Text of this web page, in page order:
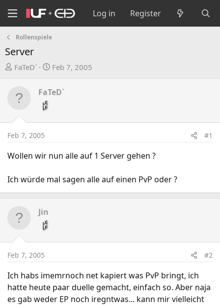
Log in Register
Rollenspiele
Server
T
e
d
s
t
a
t
e
r
FaTeD`
S
a
d
t
e
Feb 7, 2005
FaTeD`
Feb 7, 2005 #1
Wollen wir nun alle auf 1 Server gehen ?
Ich würde mal sagen alle auf einen PvP oder ?
Jin
Feb 7, 2005 #2
Ich habs imemrnoch net kapiert was PvP bringt, ich
hatte heute paar duelle gemacht, einfach so. Aber naja
es gab weder EP noch iregntwas... kann mir vielleicht